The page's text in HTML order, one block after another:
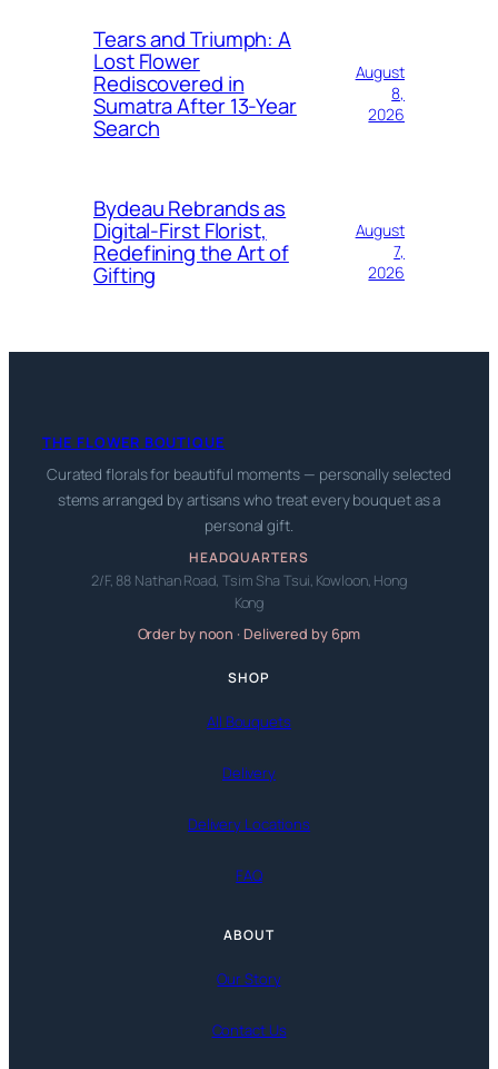
Tears and Triumph: A
Lost Flower
Rediscovered in
Sumatra After 13-Year
Search
August
8,
2026
Bydeau Rebrands as
Digital-First Florist,
Redefining the Art of
Gifting
August
7,
2026
THE FLOWER BOUTIQUE
Curated florals for beautiful moments — personally selected
stems arranged by artisans who treat every bouquet as a
personal gift.
HEADQUARTERS
2/F, 88 Nathan Road, Tsim Sha Tsui, Kowloon, Hong
Kong
Order by noon · Delivered by 6pm
SHOP
All Bouquets
Delivery
Delivery Locations
FAQ
ABOUT
Our Story
Contact Us